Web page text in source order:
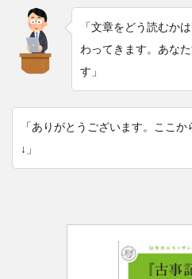
「文章をどう読むか
わってきます。あな
す」
「ありがとうございます。ここ
↓」